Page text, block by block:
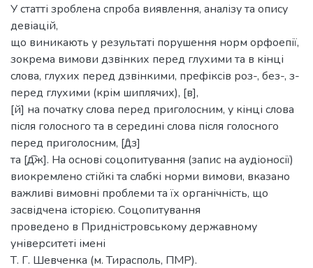
У статті зроблена спроба виявлення, аналізу та опису
девіацій,
що виникають у результаті порушення норм орфоепії,
зокрема вимови дзвінких перед глухими та в кінці
слова, глухих перед дзвінкими, префіксів роз-, без-, з-
перед глухими (крім шиплячих), [в],
[й] на початку слова перед приголосним, у кінці слова
після голосного та в середині слова після голосного
перед приголосним, [д̑з]
та [д͡ж]. На основі соцопитування (запис на аудіоносії)
виокремлено стійкі та слабкі норми вимови, вказано
важливі вимовні проблеми та їх органічність, що
засвідчена історією. Соцопитування
проведено в Придністровському державному
університеті імені
Т. Г. Шевченка (м. Тирасполь, ПМР).